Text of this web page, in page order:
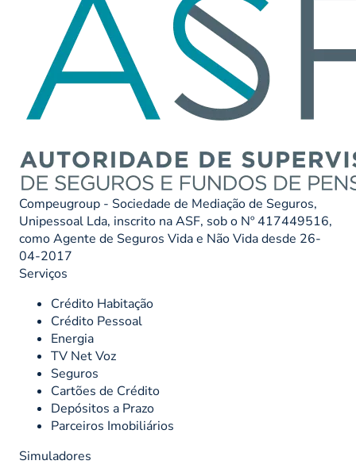
Compeugroup - Sociedade de Mediação de Seguros,
Unipessoal Lda, inscrito na ASF, sob o Nº 417449516,
como Agente de Seguros Vida e Não Vida desde 26-
04-2017
Serviços
Crédito Habitação
Crédito Pessoal
Energia
TV Net Voz
Seguros
Cartões de Crédito
Depósitos a Prazo
Parceiros Imobiliários
Simuladores